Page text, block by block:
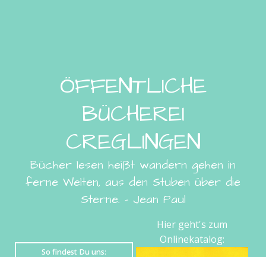
ÖFFENTLICHE
BÜCHEREI
CREGLINGEN
Bücher lesen heißt wandern gehen in
ferne Welten, aus den Stuben über die
Sterne. - Jean Paul
So findest Du uns:
Hier geht's zum
Onlinekatalog: